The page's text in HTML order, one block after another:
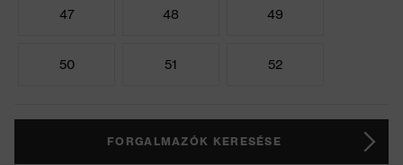
47 48 49
50 51 52
FORGALMAZÓK KERESÉSE